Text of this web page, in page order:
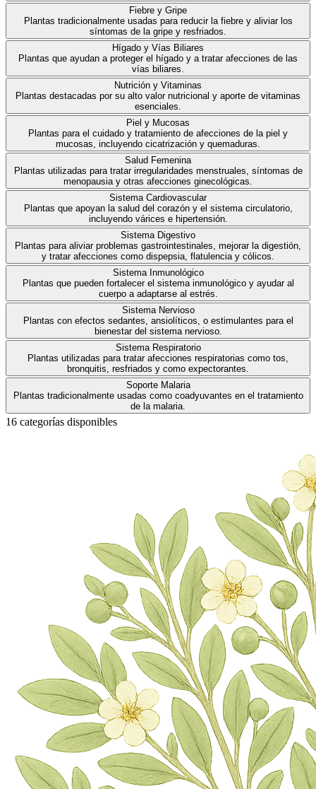
Fiebre y Gripe
Plantas tradicionalmente usadas para reducir la fiebre y aliviar los
síntomas de la gripe y resfriados.
Hígado y Vías Biliares
Plantas que ayudan a proteger el hígado y a tratar afecciones de las
vías biliares.
Nutrición y Vitaminas
Plantas destacadas por su alto valor nutricional y aporte de vitaminas
esenciales.
Piel y Mucosas
Plantas para el cuidado y tratamiento de afecciones de la piel y
mucosas, incluyendo cicatrización y quemaduras.
Salud Femenina
Plantas utilizadas para tratar irregularidades menstruales, síntomas de
menopausia y otras afecciones ginecológicas.
Sistema Cardiovascular
Plantas que apoyan la salud del corazón y el sistema circulatorio,
incluyendo várices e hipertensión.
Sistema Digestivo
Plantas para aliviar problemas gastrointestinales, mejorar la digestión,
y tratar afecciones como dispepsia, flatulencia y cólicos.
Sistema Inmunológico
Plantas que pueden fortalecer el sistema inmunológico y ayudar al
cuerpo a adaptarse al estrés.
Sistema Nervioso
Plantas con efectos sedantes, ansiolíticos, o estimulantes para el
bienestar del sistema nervioso.
Sistema Respiratorio
Plantas utilizadas para tratar afecciones respiratorias como tos,
bronquitis, resfriados y como expectorantes.
Soporte Malaria
Plantas tradicionalmente usadas como coadyuvantes en el tratamiento
de la malaria.
16 categorías disponibles